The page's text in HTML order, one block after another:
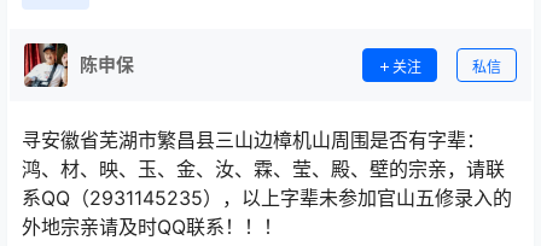
陈申保 关注 私信
寻安徽省芜湖市繁昌县三山边樟机山周围是否有字辈：
鸿、材、映、玉、金、汝、霖、莹、殿、壁的宗亲，请联
系QQ（2931145235），以上字辈未参加官山五修录入的
外地宗亲请及时QQ联系！！！